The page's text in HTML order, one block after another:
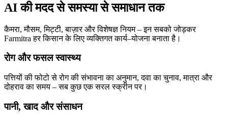
AI की मदद सेसमस्या से समाधान तक
कैमरा, मौसम, मिट्टी, बाज़ार और विशेषज्ञ नियम – इन सबको जोड़कर
Farmitra हर किसान के लिए व्यक्तिगत कार्य–योजना बनाता है।
रोग और फसल स्वास्थ्य
पत्तियों की फोटो से रोग की संभावना का अनुमान, दवा का चुनाव, मात्रा और
दोहराव का समय – सब कुछ एक सरल स्क्रीन पर।
पानी, खाद और संसाधन